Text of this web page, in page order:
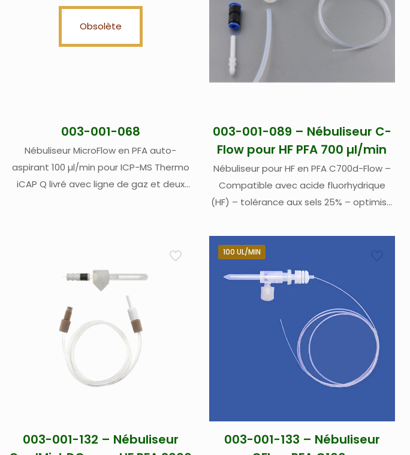
Obsolète
003-001-068
Nébuliseur MicroFlow en PFA auto-
aspirant 100 µl/min pour ICP-MS Thermo
iCAP Q livré avec ligne de gaz et deux
003-001-089 – Nébuliseur C-
Flow pour HF PFA 700 µl/min
Nébuliseur pour HF en PFA C700d-Flow –
Compatible avec acide fluorhydrique
(HF) – tolérance aux sels 25% – optimisé
venturi comprise entre 0,7 -1,2 ml/min
livré avec 80 cm de ligne échantillon sans
volume mort.
003-001-132 – Nébuliseur
100 UL/MIN
003-001-133 – Nébuliseur